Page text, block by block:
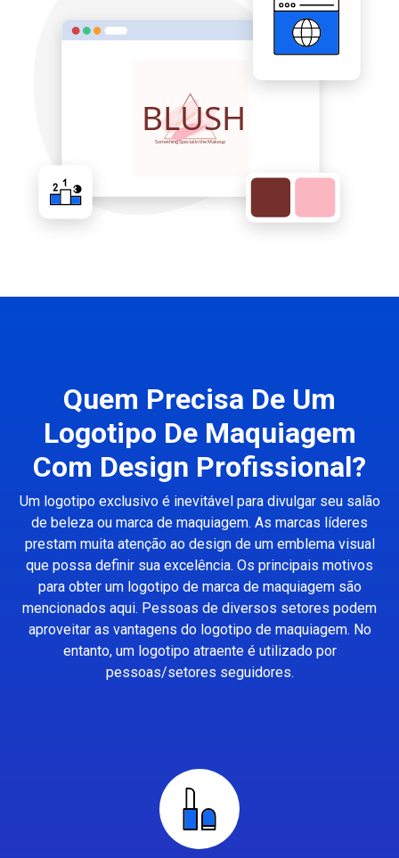
Quem Precisa De Um
Logotipo De Maquiagem
Com Design Profissional?
Um logotipo exclusivo é inevitável para divulgar seu salão
de beleza ou marca de maquiagem. As marcas líderes
prestam muita atenção ao design de um emblema visual
que possa definir sua excelência. Os principais motivos
para obter um logotipo de marca de maquiagem são
mencionados aqui. Pessoas de diversos setores podem
aproveitar as vantagens do logotipo de maquiagem. No
entanto, um logotipo atraente é utilizado por
pessoas/setores seguidores.